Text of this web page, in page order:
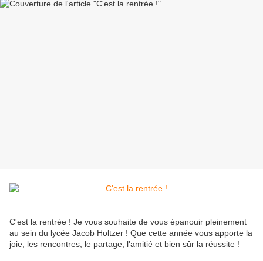
C'est la rentrée ! Je vous souhaite de vous épanouir pleinement
au sein du lycée Jacob Holtzer ! Que cette année vous apporte la
joie, les rencontres, le partage, l'amitié et bien sûr la réussite !